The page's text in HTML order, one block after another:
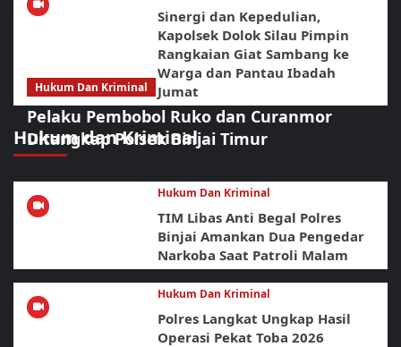
Sinergi dan Kepedulian,
Kapolsek Dolok Silau Pimpin
Rangkaian Giat Sambang ke
Warga dan Pantau Ibadah
Jumat
Hukum dan Kriminal
Hukum Dan Kriminal
Pelaku Pembobol Ruko dan Curanmor
Ditangkap Polsek Binjai Timur
Hukum Dan Kriminal
TIM Libas Anti Begal Polres
Binjai Amankan Dua Pengedar
Narkoba Saat Patroli Malam
Hukum Dan Kriminal
Polres Langkat Ungkap Hasil
Operasi Pekat Toba 2026